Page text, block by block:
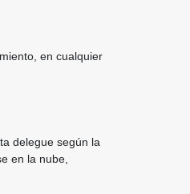
en cualquier
delegue según la
en la nube,